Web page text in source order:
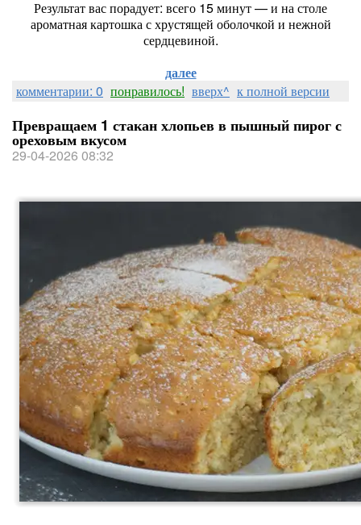
Результат вас порадует: всего 15 минут — и на столе
ароматная картошка с хрустящей оболочкой и нежной
сердцевиной.
далее
комментарии: 0 понравилось! вверх^ к полной версии
Превращаем 1 стакан хлопьев в пышный пирог с
ореховым вкусом
29-04-2026 08:32